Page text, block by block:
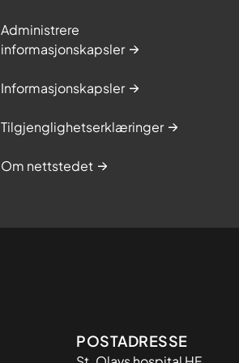
Administrere
informasjonskapsler
Informasjonskapsler
Tilgjenglighetserklæringer
Om nettstedet
Adresse
POSTADRESSE